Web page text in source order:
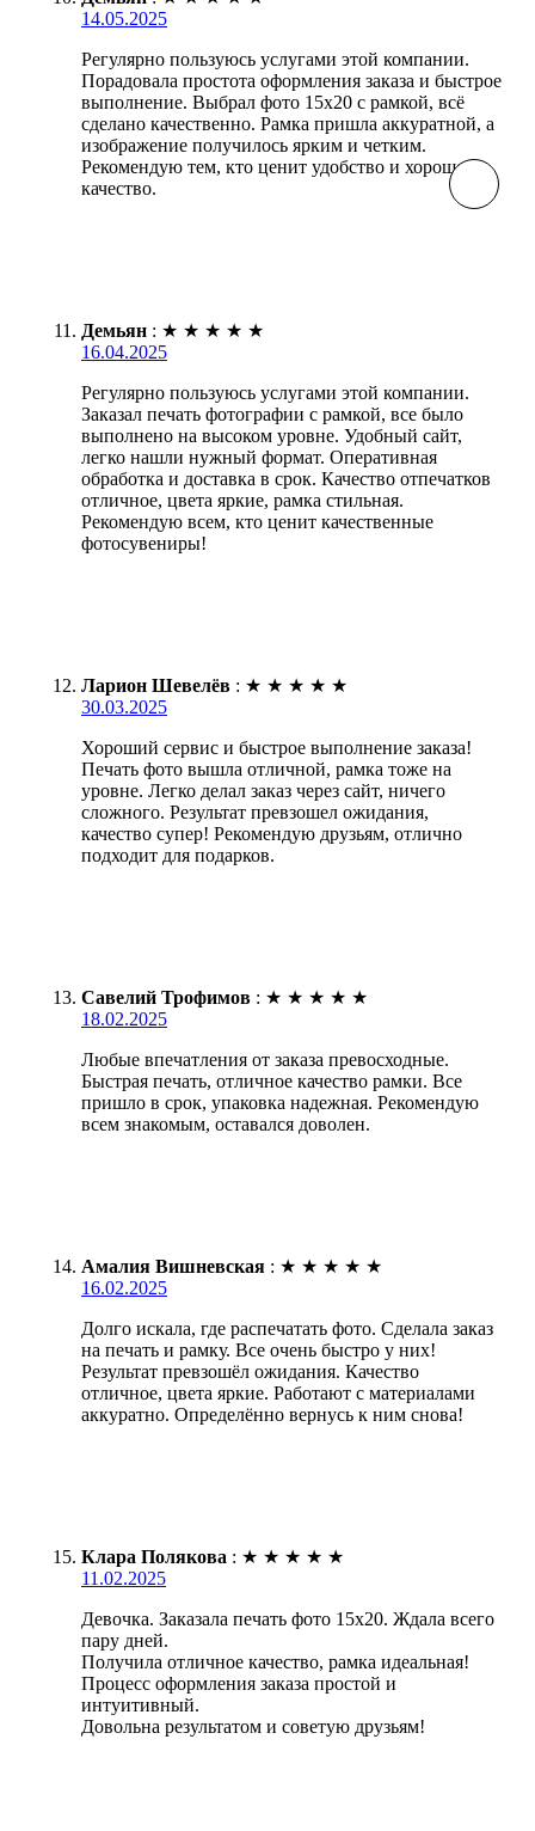
14.05.2025
Регулярно пользуюсь услугами этой компании.
Порадовала простота оформления заказа и быстрое
выполнение. Выбрал фото 15х20 с рамкой, всё
сделано качественно. Рамка пришла аккуратной, а
изображение получилось ярким и четким.
Рекомендую тем, кто ценит удобство и хорошее
качество.
Демьян : ★ ★ ★ ★ ★
16.04.2025
Регулярно пользуюсь услугами этой компании.
Заказал печать фотографии с рамкой, все было
выполнено на высоком уровне. Удобный сайт,
легко нашли нужный формат. Оперативная
обработка и доставка в срок. Качество отпечатков
отличное, цвета яркие, рамка стильная.
Рекомендую всем, кто ценит качественные
фотосувениры!
Ларион Шевелёв : ★ ★ ★ ★ ★
30.03.2025
Хороший сервис и быстрое выполнение заказа!
Печать фото вышла отличной, рамка тоже на
уровне. Легко делал заказ через сайт, ничего
сложного. Результат превзошел ожидания,
качество супер! Рекомендую друзьям, отлично
подходит для подарков.
Савелий Трофимов : ★ ★ ★ ★ ★
18.02.2025
Любые впечатления от заказа превосходные.
Быстрая печать, отличное качество рамки. Все
пришло в срок, упаковка надежная. Рекомендую
всем знакомым, оставался доволен.
Амалия Вишневская : ★ ★ ★ ★ ★
16.02.2025
Долго искала, где распечатать фото. Сделала заказ
на печать и рамку. Все очень быстро у них!
Результат превзошёл ожидания. Качество
отличное, цвета яркие. Работают с материалами
аккуратно. Определённо вернусь к ним снова!
Клара Полякова : ★ ★ ★ ★ ★
11.02.2025
Девочка. Заказала печать фото 15х20. Ждала всего
пару дней.
Получила отличное качество, рамка идеальная!
Процесс оформления заказа простой и
интуитивный.
Довольна результатом и советую друзьям!